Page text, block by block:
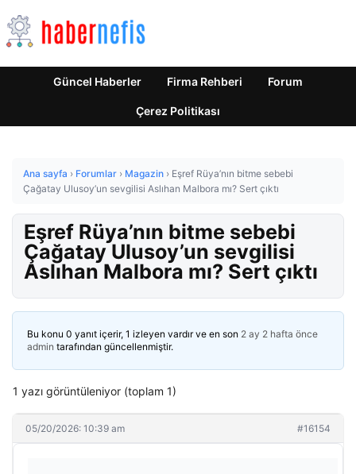
Güncel Haberler Firma Rehberi Forum
Çerez Politikası
Ana sayfa › Forumlar › Magazin › Eşref Rüya’nın bitme sebebi
Çağatay Ulusoy’un sevgilisi Aslıhan Malbora mı? Sert çıktı
Eşref Rüya’nın bitme sebebi
Çağatay Ulusoy’un sevgilisi
Aslıhan Malbora mı? Sert çıktı
Bu konu 0 yanıt içerir, 1 izleyen vardır ve en son 2 ay 2 hafta önce
admin tarafından güncellenmiştir.
1 yazı görüntüleniyor (toplam 1)
05/20/2026: 10:39 am #16154